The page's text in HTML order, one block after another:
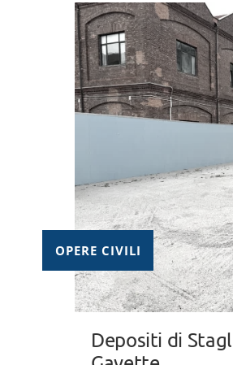
OPERE CIVILI
Depositi di